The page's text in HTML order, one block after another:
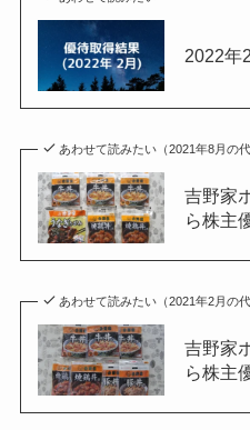
2022年
あわせて読みたい（2021年8月の代
吉野家
ら株主
あわせて読みたい（2021年2月の代
吉野家
ら株主